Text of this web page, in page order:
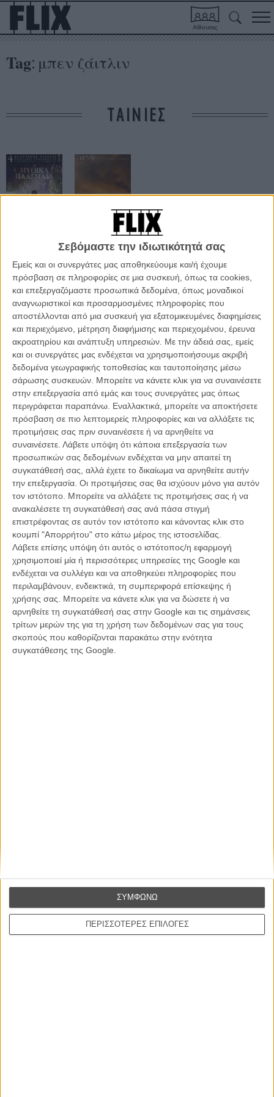
Σεβόμαστε την ιδιωτικότητά σας
Εμείς και οι συνεργάτες μας αποθηκεύουμε και/ή έχουμε
πρόσβαση σε πληροφορίες σε μια συσκευή, όπως τα cookies,
και επεξεργαζόμαστε προσωπικά δεδομένα, όπως μοναδικοί
αναγνωριστικοί και προσαρμοσμένες πληροφορίες που
αποστέλλονται από μια συσκευή για εξατομικευμένες διαφημίσεις
και περιεχόμενο, μέτρηση διαφήμισης και περιεχομένου, έρευνα
ακροατηρίου και ανάπτυξη υπηρεσιών. Με την άδειά σας, εμείς
και οι συνεργάτες μας ενδέχεται να χρησιμοποιήσουμε ακριβή
δεδομένα γεωγραφικής τοποθεσίας και ταυτοποίησης μέσω
σάρωσης συσκευών. Μπορείτε να κάνετε κλικ για να συναινέσετε
στην επεξεργασία από εμάς και τους συνεργάτες μας όπως
περιγράφεται παραπάνω. Εναλλακτικά, μπορείτε να αποκτήσετε
πρόσβαση σε πιο λεπτομερείς πληροφορίες και να αλλάξετε τις
προτιμήσεις σας πριν συναινέσετε ή να αρνηθείτε να
συναινέσετε. Λάβετε υπόψη ότι κάποια επεξεργασία των
προσωπικών σας δεδομένων ενδέχεται να μην απαιτεί τη
συγκατάθεσή σας, αλλά έχετε το δικαίωμα να αρνηθείτε αυτήν
την επεξεργασία. Οι προτιμήσεις σας θα ισχύουν μόνο για αυτόν
τον ιστότοπο. Μπορείτε να αλλάξετε τις προτιμήσεις σας ή να
ανακαλέσετε τη συγκατάθεσή σας ανά πάσα στιγμή
επιστρέφοντας σε αυτόν τον ιστότοπο και κάνοντας κλικ στο
κουμπί "Απορρήτου" στο κάτω μέρος της ιστοσελίδας.
Λάβετε επίσης υπόψη ότι αυτός ο ιστότοπος/η εφαρμογή
χρησιμοποιεί μία ή περισσότερες υπηρεσίες της Google και
ενδέχεται να συλλέγει και να αποθηκεύει πληροφορίες που
περιλαμβάνουν, ενδεικτικά, τη συμπεριφορά επίσκεψης ή
χρήσης σας. Μπορείτε να κάνετε κλικ για να δώσετε ή να
αρνηθείτε τη συγκατάθεσή σας στην Google και τις σημάνσεις
τρίτων μερών της για τη χρήση των δεδομένων σας για τους
σκοπούς που καθορίζονται παρακάτω στην ενότητα
συγκατάθεσης της Google.
ΠΕΡΙΣΣΟΤΕΡΕΣ ΕΠΙΛΟΓΕΣ
ΣΥΜΦΩΝΩ
Αίθουσες
Tag: μπεν ζάιτλιν
ΤΑΙΝΙΕΣ
Wendy
ΑΡΘΡΑ
Sundance 2012: «Beasts of the Southern Wild»
22 ΙΑΝ 2012 Γιώργος Κρασσακόπουλος
«Glory at Sea»: Δείτε τη μικρού μήκους του φετινού
νικητή του Sundance
ΝΕΑ /29 ΙΑΝ 2012/ Λήδα Γαλανού
«Who's the man?»: Τρέιλερ για το «Beasts of the Southern
Wild» του Μπεν Ζάιτλιν
ΝΕΑ / Γιώργος Κρασσακόπουλος
Ο Μπεν Ζάιτλιν μας συστήνει «Τα Μυθικά Πλάσματα
του Νότου»
ΘΕΜΑΤΑ /06 ΦΕΒ 2013/ Γιώργος Κρασσακόπουλος
Ο Μπεν Ζάιτλιν, σταματά τον χρόνο στην επόμενη
ταινία του
/06 ΣΕΠ 2013 Γιώργος Κρασσακόπουλος
ΕΓΓΡΑΦΗ
Θέλω να λαμβάνω τα newsletter σας.